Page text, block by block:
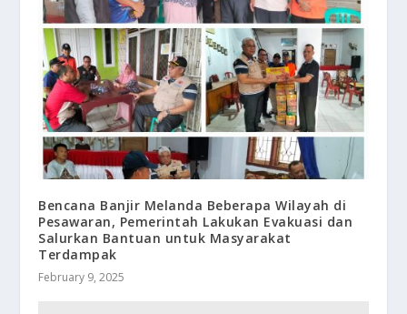
Bencana Banjir Melanda Beberapa Wilayah di
Pesawaran, Pemerintah Lakukan Evakuasi dan
Salurkan Bantuan untuk Masyarakat
Terdampak
February 9, 2025